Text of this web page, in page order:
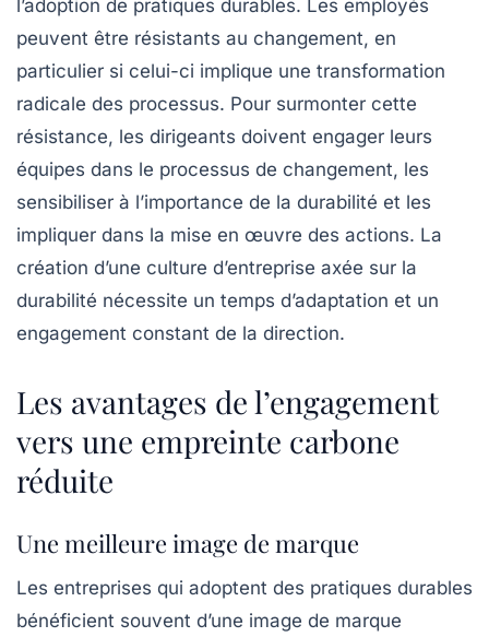
l’adoption de pratiques durables. Les employés
peuvent être résistants au changement, en
particulier si celui-ci implique une transformation
radicale des processus. Pour surmonter cette
résistance, les dirigeants doivent engager leurs
équipes dans le processus de changement, les
sensibiliser à l’importance de la durabilité et les
impliquer dans la mise en œuvre des actions. La
création d’une culture d’entreprise axée sur la
durabilité nécessite un temps d’adaptation et un
engagement constant de la direction.
Les avantages de l’engagement
vers une empreinte carbone
réduite
Une meilleure image de marque
Les entreprises qui adoptent des pratiques durables
bénéficient souvent d’une image de marque